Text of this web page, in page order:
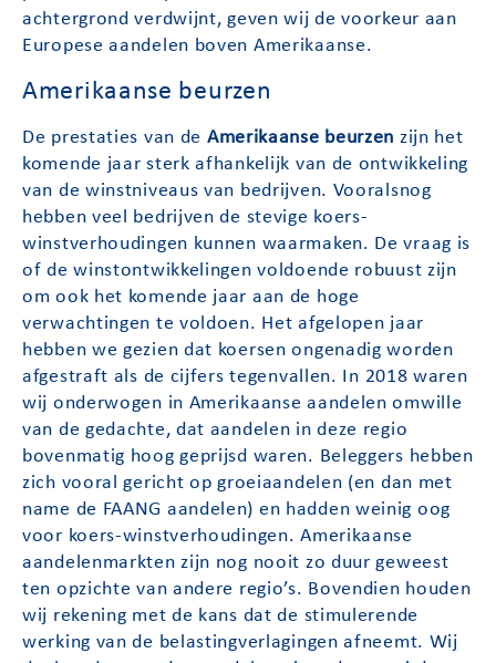
achtergrond verdwijnt, geven wij de voorkeur aan
Europese aandelen boven Amerikaanse.
Amerikaanse beurzen
De prestaties van de Amerikaanse beurzen zijn het
komende jaar sterk afhankelijk van de ontwikkeling
van de winstniveaus van bedrijven. Vooralsnog
hebben veel bedrijven de stevige koers-
winstverhoudingen kunnen waarmaken. De vraag is
of de winstontwikkelingen voldoende robuust zijn
om ook het komende jaar aan de hoge
verwachtingen te voldoen. Het afgelopen jaar
hebben we gezien dat koersen ongenadig worden
afgestraft als de cijfers tegenvallen. In 2018 waren
wij onderwogen in Amerikaanse aandelen omwille
van de gedachte, dat aandelen in deze regio
bovenmatig hoog geprijsd waren. Beleggers hebben
zich vooral gericht op groeiaandelen (en dan met
name de FAANG aandelen) en hadden weinig oog
voor koers-winstverhoudingen. Amerikaanse
aandelenmarkten zijn nog nooit zo duur geweest
ten opzichte van andere regio’s. Bovendien houden
wij rekening met de kans dat de stimulerende
werking van de belastingverlagingen afneemt. Wij